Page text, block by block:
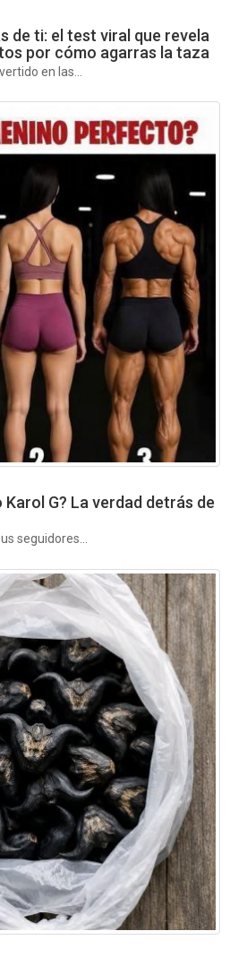
de ti: el test viral que revela
por cómo agarras la taza
en las...
G? La verdad detrás de
seguidores...